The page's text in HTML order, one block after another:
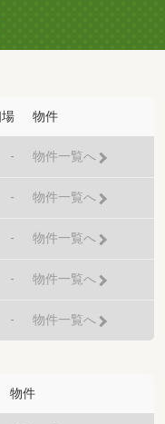
物件
- 物件一覧へ
- 物件一覧へ
- 物件一覧へ
- 物件一覧へ
- 物件一覧へ
物件